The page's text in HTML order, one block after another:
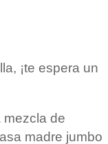
¡te espera un
mezcla de
madre jumbo